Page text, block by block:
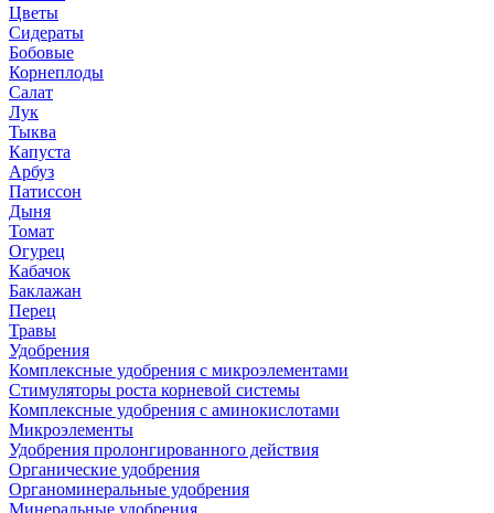
Цветы
Сидераты
Бобовые
Корнеплоды
Салат
Лук
Тыква
Капуста
Арбуз
Патиссон
Дыня
Томат
Огурец
Кабачок
Баклажан
Перец
Травы
Удобрения
Комплексные удобрения с микроэлементами
Стимуляторы роста корневой системы
Комплексные удобрения с аминокислотами
Микроэлементы
Удобрения пролонгированного действия
Органические удобрения
Органоминеральные удобрения
Минеральные удобрения